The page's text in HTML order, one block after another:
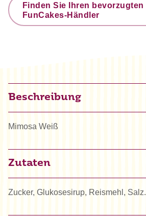
Finden Sie Ihren bevorzugten
FunCakes-Händler
Beschreibung
Mimosa Weiß
Zutaten
Zucker, Glukosesirup, Reismehl, Salz.